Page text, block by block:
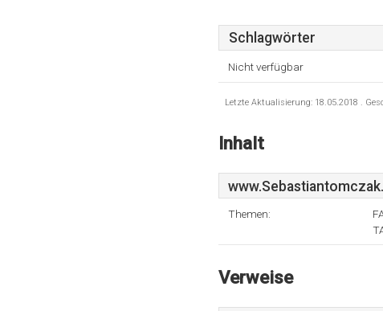
Schlagwörter
Nicht verfügbar
Letzte Aktualisierung: 18.05.2018 .
Inhalt
Themen:
Verweise